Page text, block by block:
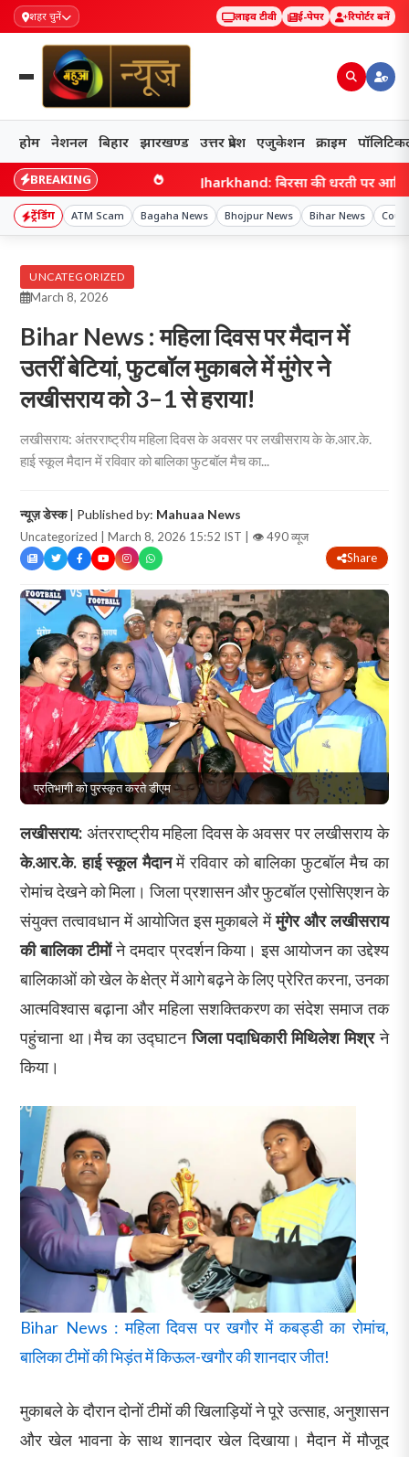
शहर चुनें लाइव टीवी ई-पेपर रिपोर्टर बनें
होम नेशनल बिहार झारखण्ड उत्तर प्रदेश एजुकेशन क्राइम
BREAKING
टेंडर! Jharkhand: बिरसा की धरती पर आदिवासी
ट्रेंडिंग ATM Scam Bagaha News Bhojpur News Bihar News
UNCATEGORIZED
March 8, 2026
Bihar News : महिला दिवस पर मैदान में
उतरीं बेटियां, फुटबॉल मुकाबले में मुंगेर ने
लखीसराय को 3–1 से हराया!
लखीसराय: अंतरराष्ट्रीय महिला दिवस के अवसर पर लखीसराय के के.आर.के.
हाई स्कूल मैदान में रविवार को बालिका फुटबॉल मैच का...
न्यूज़ डेस्क| Published by: Mahuaa News
Uncategorized | March 8, 2026 15:52 IST | 👁 490 व्यूज
Share
प्रतिभागी को पुरस्कृत करते डीएम
लखीसराय: अंतरराष्ट्रीय महिला दिवस के अवसर पर लखीसराय के
के.आर.के. हाई स्कूल मैदानमें रविवार को बालिका फुटबॉल मैच का
रोमांच देखने को मिला। जिला प्रशासन और फुटबॉल एसोसिएशन के
संयुक्त तत्वावधान में आयोजित इस मुकाबले मेंमुंगेर और लखीसराय
की बालिका टीमोंने दमदार प्रदर्शन किया। इस आयोजन का उद्देश्य
बालिकाओं को खेल के क्षेत्र में आगे बढ़ने के लिए प्रेरित करना, उनका
आत्मविश्वास बढ़ाना और महिला सशक्तिकरण का संदेश समाज तक
पहुंचाना था।मैच का उद्घाटनजिला पदाधिकारी मिथिलेश मिश्रने
किया।
Bihar News : महिला दिवस पर खगौर में कबड्डी का रोमांच,
बालिका टीमों की भिड़ंत में किऊल-खगौर की शानदार जीत!
मुकाबले के दौरान दोनों टीमों की खिलाड़ियों ने पूरे उत्साह, अनुशासन
और खेल भावना के साथ शानदार खेल दिखाया। मैदान में मौजूद